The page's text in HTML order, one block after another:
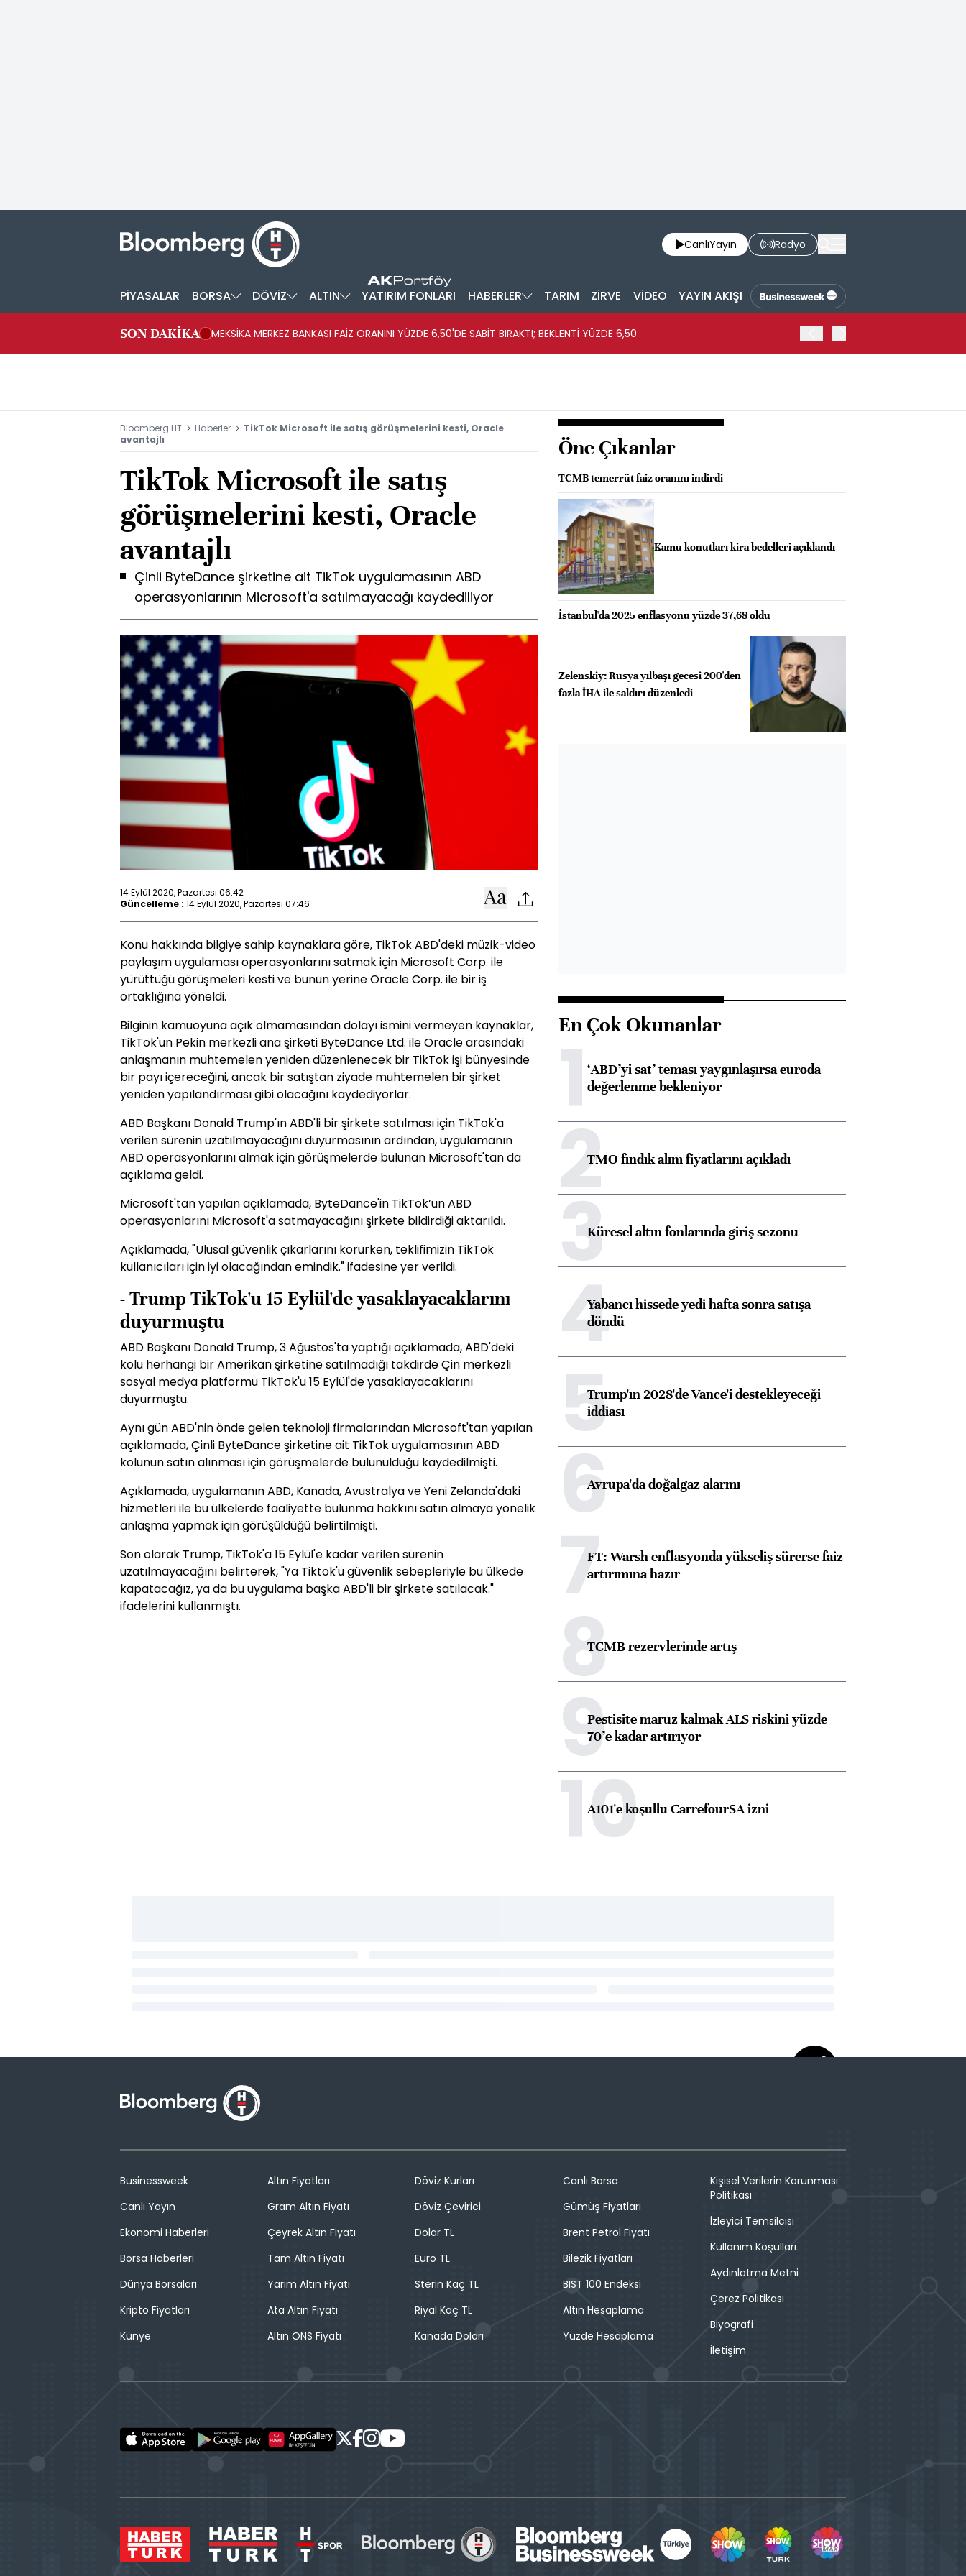
CanlıYayın Radyo
PİYASALAR BORSA DÖVİZ ALTIN YATIRIM FONLARI HABERLER TARIM ZİRVE VİDEO YAYIN AKIŞI
SON DAKİKA MEKSİKA MERKEZ BANKASI FAİZ ORANINI YÜZDE 6,50'DE SABİT BIRAKTI; BEKLENTİ YÜZDE 6,50
Bloomberg HT Haberler
TikTok Microsoft ile satış görüşmelerini kesti, Oracle
avantajlı
TikTok Microsoft ile satış
görüşmelerini kesti, Oracle
avantajlı
Çinli ByteDance şirketine ait TikTok uygulamasının ABD
operasyonlarının Microsoft'a satılmayacağı kaydediliyor
14 Eylül 2020, Pazartesi 06:42
Güncelleme : 14 Eylül 2020, Pazartesi 07:46
Konu hakkında bilgiye sahip kaynaklara göre, TikTok ABD'deki müzik-video
paylaşım uygulaması operasyonlarını satmak için Microsoft Corp. ile
yürüttüğü görüşmeleri kesti ve bunun yerine Oracle Corp. ile bir iş
ortaklığına yöneldi.
Bilginin kamuoyuna açık olmamasından dolayı ismini vermeyen kaynaklar,
TikTok'un Pekin merkezli ana şirketi ByteDance Ltd. ile Oracle arasındaki
anlaşmanın muhtemelen yeniden düzenlenecek bir TikTok işi bünyesinde
bir payı içereceğini, ancak bir satıştan ziyade muhtemelen bir şirket
yeniden yapılandırması gibi olacağını kaydediyorlar.
ABD Başkanı Donald Trump'ın ABD'li bir şirkete satılması için TikTok'a
verilen sürenin uzatılmayacağını duyurmasının ardından, uygulamanın
ABD operasyonlarını almak için görüşmelerde bulunan Microsoft'tan da
açıklama geldi.
Microsoft'tan yapılan açıklamada, ByteDance'in TikTok’un ABD
operasyonlarını Microsoft'a satmayacağını şirkete bildirdiği aktarıldı.
Açıklamada, "Ulusal güvenlik çıkarlarını korurken, teklifimizin TikTok
kullanıcıları için iyi olacağından emindik." ifadesine yer verildi.
- Trump TikTok'u 15 Eylül'de yasaklayacaklarını
duyurmuştu
ABD Başkanı Donald Trump, 3 Ağustos'ta yaptığı açıklamada, ABD'deki
kolu herhangi bir Amerikan şirketine satılmadığı takdirde Çin merkezli
sosyal medya platformu TikTok'u 15 Eylül'de yasaklayacaklarını
duyurmuştu.
Aynı gün ABD'nin önde gelen teknoloji firmalarından Microsoft'tan yapılan
açıklamada, Çinli ByteDance şirketine ait TikTok uygulamasının ABD
kolunun satın alınması için görüşmelerde bulunulduğu kaydedilmişti.
Açıklamada, uygulamanın ABD, Kanada, Avustralya ve Yeni Zelanda'daki
hizmetleri ile bu ülkelerde faaliyette bulunma hakkını satın almaya yönelik
anlaşma yapmak için görüşüldüğü belirtilmişti.
Son olarak Trump, TikTok'a 15 Eylül'e kadar verilen sürenin
uzatılmayacağını belirterek, "Ya Tiktok'u güvenlik sebepleriyle bu ülkede
kapatacağız, ya da bu uygulama başka ABD'li bir şirkete satılacak."
ifadelerini kullanmıştı.
Öne Çıkanlar
TCMB temerrüt faiz oranını indirdi
Kamu konutları kira bedelleri açıklandı
İstanbul'da 2025 enflasyonu yüzde 37,68 oldu
Zelenskiy: Rusya yılbaşı gecesi 200'den
fazla İHA ile saldırı düzenledi
En Çok Okunanlar
1‘ABD’yi sat’ teması yaygınlaşırsa euroda
değerlenme bekleniyor
2TMO fındık alım fiyatlarını açıkladı
3Küresel altın fonlarında giriş sezonu
4Yabancı hissede yedi hafta sonra satışa
döndü
5Trump'ın 2028'de Vance'i destekleyeceği
iddiası
6Avrupa'da doğalgaz alarmı
7FT: Warsh enflasyonda yükseliş sürerse faiz
artırımına hazır
8TCMB rezervlerinde artış
9Pestisite maruz kalmak ALS riskini yüzde
70’e kadar artırıyor
10
A101'e koşullu CarrefourSA izni
Businessweek
Canlı Yayın
Ekonomi Haberleri
Borsa Haberleri
Dünya Borsaları
Kripto Fiyatları
Künye
Altın Fiyatları
Gram Altın Fiyatı
Çeyrek Altın Fiyatı
Tam Altın Fiyatı
Yarım Altın Fiyatı
Ata Altın Fiyatı
Altın ONS Fiyatı
Döviz Kurları
Döviz Çevirici
Dolar TL
Euro TL
Sterin Kaç TL
Riyal Kaç TL
Kanada Doları
Canlı Borsa
Gümüş Fiyatları
Brent Petrol Fiyatı
Bilezik Fiyatları
BIST 100 Endeksi
Altın Hesaplama
Yüzde Hesaplama
Kişisel Verilerin Korunması
Politikası
İzleyici Temsilcisi
Kullanım Koşulları
Aydınlatma Metni
Çerez Politikası
Biyografi
İletişim